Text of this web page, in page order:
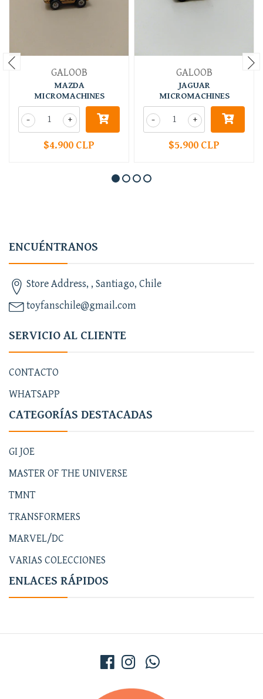
GALOOB
MAZDA
MICROMACHINES
+
-
$4.900 CLP
GALOOB
JAGUAR
MICROMACHINES
+
-
$5.900 CLP
ENCUÉNTRANOS
Store Address, , Santiago, Chile
toyfanschile@gmail.com
SERVICIO AL CLIENTE
CONTACTO
WHATSAPP
CATEGORÍAS DESTACADAS
GI JOE
MASTER OF THE UNIVERSE
TMNT
TRANSFORMERS
MARVEL/DC
VARIAS COLECCIONES
ENLACES RÁPIDOS